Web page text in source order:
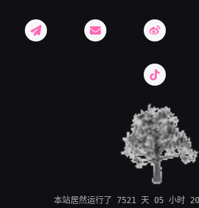
本站居然运行了 7521 天05 小时